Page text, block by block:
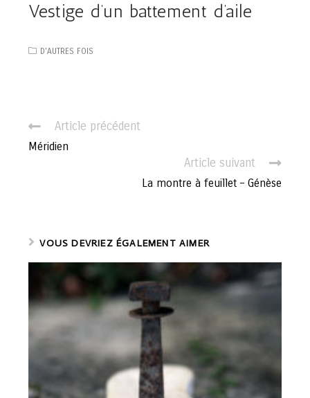
Vestige d’un battement d’aile
D'AUTRES FOIS
C
o
e
r
l
l
e
u
e
Article précédent
Méridien
Article suivant
La montre à feuillet – Génèse
VOUS DEVRIEZ ÉGALEMENT AIMER